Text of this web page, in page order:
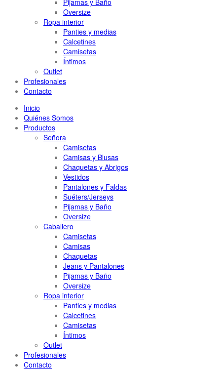
Pijamas y Baño
Oversize
Ropa interior
Panties y medias
Calcetines
Camisetas
Íntimos
Outlet
Profesionales
Contacto
Inicio
Quiénes Somos
Productos
Señora
Camisetas
Camisas y Blusas
Chaquetas y Abrigos
Vestidos
Pantalones y Faldas
Suéters/Jerseys
Pijamas y Baño
Oversize
Caballero
Camisetas
Camisas
Chaquetas
Jeans y Pantalones
Pijamas y Baño
Oversize
Ropa interior
Panties y medias
Calcetines
Camisetas
Íntimos
Outlet
Profesionales
Contacto